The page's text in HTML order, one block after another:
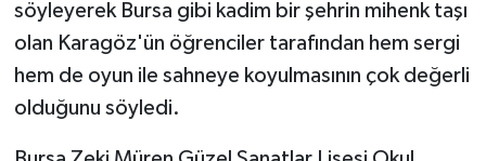
söyleyerek Bursa gibi kadim bir şehrin mihenk taşı
olan Karagöz'ün öğrenciler tarafından hem sergi
hem de oyun ile sahneye koyulmasının çok değerli
olduğunu söyledi.